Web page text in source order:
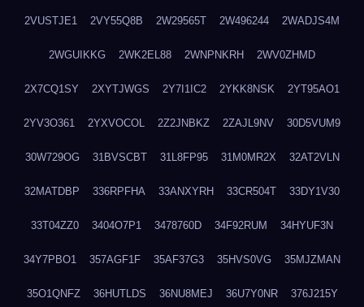
2VUSTJE1 2VY55Q8B 2W29565T 2W496244 2WADJS4M
2WGUIKKG 2WK2EL88 2WNPNKRH 2WV0ZHMD
2X7CQ1SY 2XYTJWGS 2Y7I1IC2 2YKK8NSK 2YT95AO1
2YV3O361 2YXVOCOL 2Z2JNBKZ 2ZAJL9NV 30D5VUM9
30W729OG 31BVSCBT 31L8FP95 31M0MR2X 32AT2VLN
32MATDBP 336RPFHA 33ANXYRH 33CR504T 33DY1V30
33T04ZZ0 3404O7P1 3478760D 34F92RUM 34HYUF3N
34Y7PBO1 357AGF1F 35AF37G3 35HVS0VG 35MJZMAN
35O1QNFZ 36HUTLDS 36NU8MEJ 36U7Y0NR 376J215Y